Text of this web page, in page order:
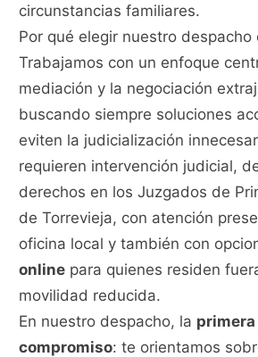
circunstancias familiares.
Por qué elegir nuestro despacho
Trabajamos con un enfoque
mediación y la negociación
buscando siempre soluciones
eviten la judicialización
requieren intervención judicial,
derechos en los Juzgados de
de Torrevieja, con atención
oficina local y también con
online para quienes residen
movilidad reducida.
En nuestro despacho, la
compromiso: te orientamos